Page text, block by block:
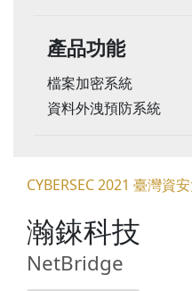
CYBERSEC 2021 臺灣
瀚錸科技
NetBridge
產品功能
檔案加密系統
資料外洩預防系統